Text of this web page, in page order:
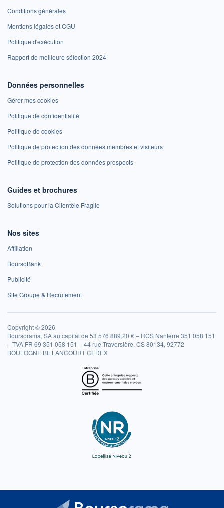
Conditions générales
Mentions légales et CGU
Politique d'exécution
Rapport de meilleure sélection 2024
Données personnelles
Gérer mes cookies
Politique de confidentialité
Politique de cookies
Politique de protection des données membres et visiteurs
Politique de protection des données prospects
Guides et brochures
Solutions pour la Clientèle Fragile
Nos sites
Affiliation
BoursoBank
Publicité
Site Groupe & Recrutement
Copyright © 2026
Boursorama, SA au capital de 53 576 889,20 € – RCS Nanterre 351 058 151
– TVA FR 69 351 058 151 – 44 rue Traversière, CS 80134, 92772
BOULOGNE BILLANCOURT CEDEX